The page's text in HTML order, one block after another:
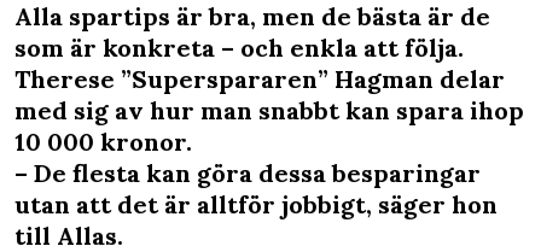
Alla spartips är bra, men de bästa är de
som är konkreta – och enkla att följa.
Therese ”Superspararen” Hagman delar
med sig av hur man snabbt kan spara ihop
10 000 kronor.
– De flesta kan göra dessa besparingar
utan att det är alltför jobbigt, säger hon
till Allas.